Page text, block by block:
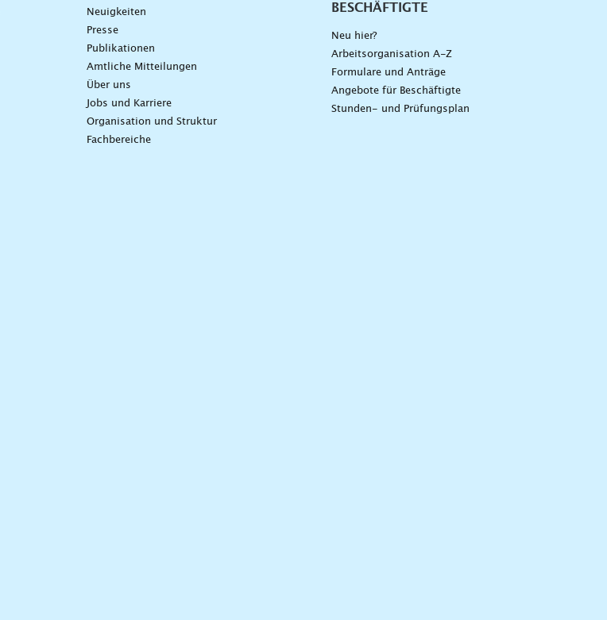
Neuigkeiten
Presse
Publikationen
Amtliche Mitteilungen
Über uns
Jobs und Karriere
Organisation und Struktur
Fachbereiche
BESCHÄFTIGTE
Neu hier?
Arbeitsorganisation A-Z
Formulare und Anträge
Angebote für Beschäftigte
Stunden- und Prüfungsplan